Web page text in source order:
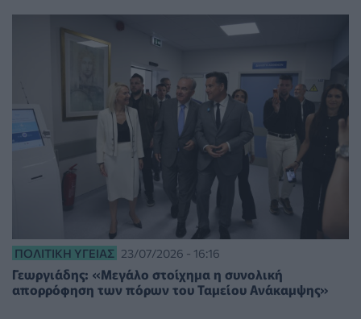
ΠΟΛΙΤΙΚΉ ΥΓΕΊΑΣ 23/07/2026 - 16:16
Γεωργιάδης: «Μεγάλο στοίχημα η συνολική
απορρόφηση των πόρων του Ταμείου Ανάκαμψης»